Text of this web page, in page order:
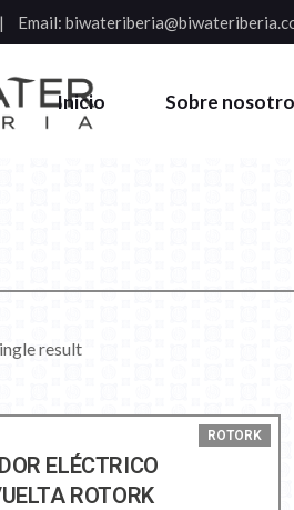
Email:
Inicio Sobre
result
ELÉCTRICO
ROTORK
ROTORK